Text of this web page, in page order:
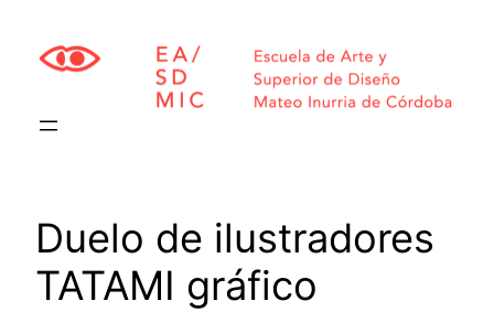
contenido
Duelo de ilustradores
TATAMI gráfico